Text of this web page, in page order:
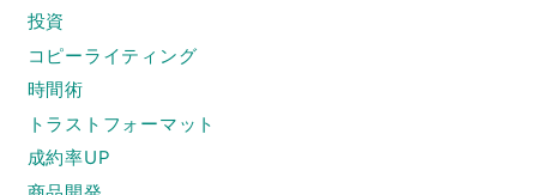
投資
コピーライティング
時間術
トラストフォーマット
成約率UP